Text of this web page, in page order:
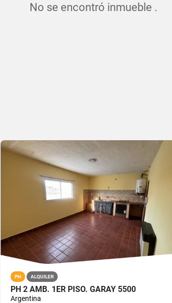
No se encontró inmueble .
PH ALQUILER
PH 2 AMB. 1ER PISO. GARAY 5500
Argentina